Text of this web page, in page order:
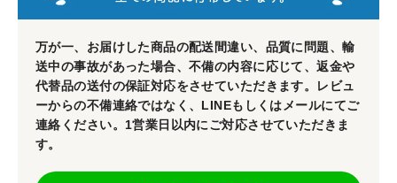
万が一、お届けした商品の配送間違い、品質に問題、輸
送中の事故があった場合、不備の内容に応じて、返金や
代替品の送付の保証対応をさせていただきます。レビュ
ーからの不備連絡ではなく、LINEもしくはメールにてご
連絡ください。1営業日以内にご対応させていただきま
す。